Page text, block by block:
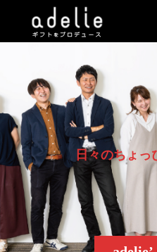
日々のちょ っ